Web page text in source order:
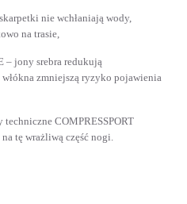
nie wchłaniają wody,
na trasie,
jony srebra redukują
zmniejszą ryzyko pojawienia
COMPRESSPORT
tę wrażliwą część nogi.